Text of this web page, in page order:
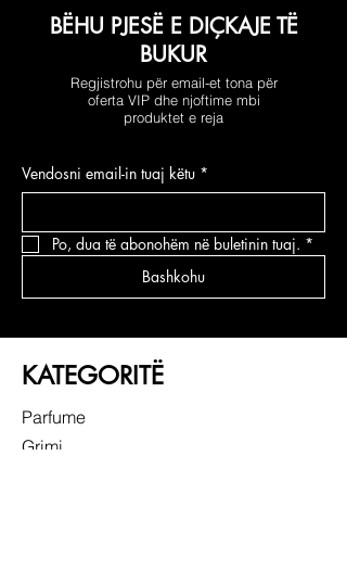
BËHU PJESË E DIÇKAJE TË
BUKUR
Regjistrohu për email-et tona për
oferta VIP dhe njoftime mbi
produktet e reja
Vendosni email-in tuaj këtu *
Po, dua të abonohëm në buletinin tuaj. *
Bashkohu
KATEGORITË
Parfume
Grimi